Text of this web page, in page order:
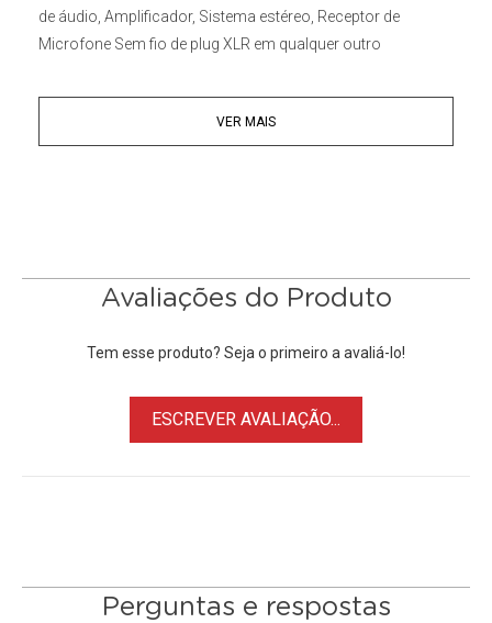
de áudio, Amplificador, Sistema estéreo, Receptor de
Microfone Sem fio de plug XLR em qualquer outro
de 1/4" compatível.
VER MAIS
Avaliações do Produto
Tem esse produto? Seja o primeiro a avaliá-lo!
ESCREVER AVALIAÇÃO...
Perguntas e respostas